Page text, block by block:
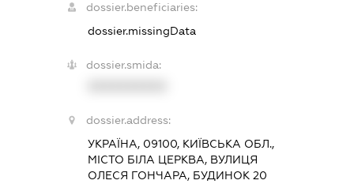
dossier.beneficiaries:
dossier.missingData
dossier.smida:
dossier.address:
УКРАЇНА, 09100, КИЇВСЬКА ОБЛ.,
МІСТО БІЛА ЦЕРКВА, ВУЛИЦЯ
ОЛЕСЯ ГОНЧАРА, БУДИНОК 20